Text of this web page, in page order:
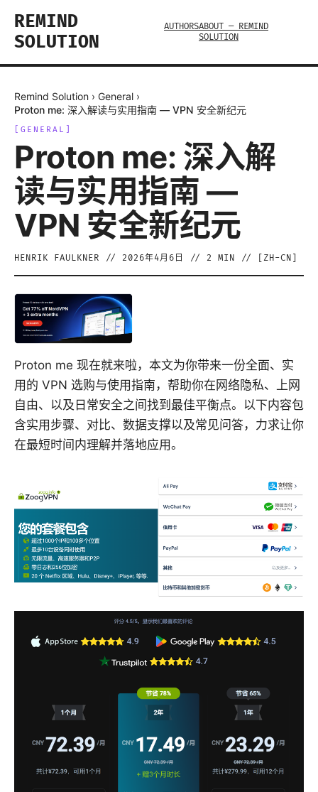
REMIND
SOLUTION
AUTHORSABOUT — REMIND
SOLUTION
Remind Solution › General ›
Proton me: 深入解读与实用指南 — VPN 安全新纪元
GENERAL
Proton me: 深入解
读与实用指南 —
VPN 安全新纪元
HENRIK FAULKNER // 2026年4月6日 // 2 MIN // [ ZH-CN
Proton me 现在就来啦，本文为你带来一份全面、实
用的 VPN 选购与使用指南，帮助你在网络隐私、上网
自由、以及日常安全之间找到最佳平衡点。以下内容包
含实用步骤、对比、数据支撑以及常见问答，力求让你
在最短时间内理解并落地应用。